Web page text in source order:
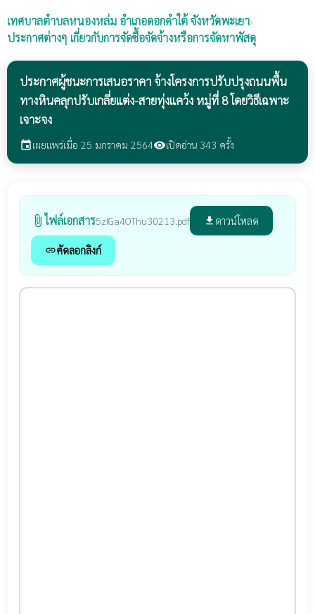
เทศบาลตำบลหนองหล่ม อำเภอดอกคำใต้ จังหวัดพะเยา›
ประกาศต่างๆ เกี่ยวกับการจัดซื้อจัดจ้างหรือการจัดหาพัสดุ
ประกาศผู้ชนะการเสนอราคา จ้างโครงการปรับปรุงถนนพื้น
ทางหินคลุกปรับเกลี่ยแต่ง-สายทุ่งแคว้ง หมู่ที่ 8 โดยวิธีเฉพาะ
เจาะจง
eventเผยแพร่เมื่อ 25 มกราคม 2564visibilityเปิดอ่าน 343 ครั้ง
attach_file ไฟล์เอกสาร5zIGa4OThu30213.pdf file_download ดาวน์โหลด
linkคัดลอกลิงก์